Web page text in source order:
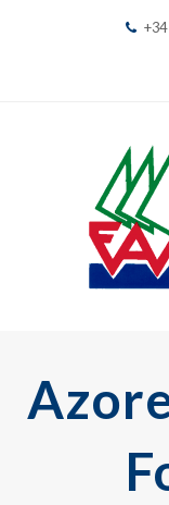
+34